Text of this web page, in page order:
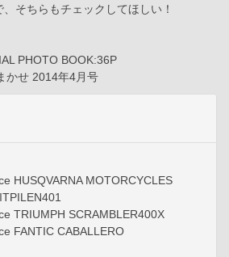
そちらもチェックしてほしい！
PHOTO BOOK:36P
かせ 2014年4月号
HUSQVARNA MOTORCYCLES
TRIUMPH SCRAMBLER400X
FANTIC CABALLERO